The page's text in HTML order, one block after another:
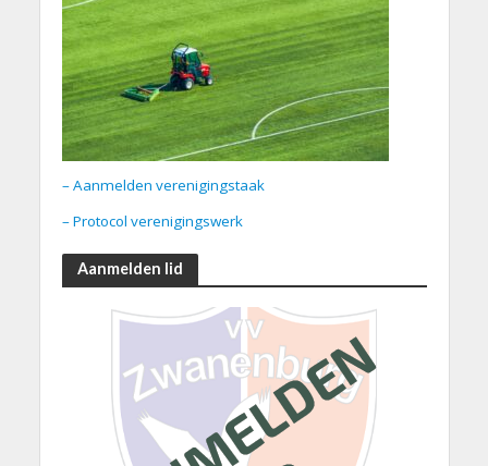
– Aanmelden verenigingstaak
– Protocol verenigingswerk
Aanmelden lid